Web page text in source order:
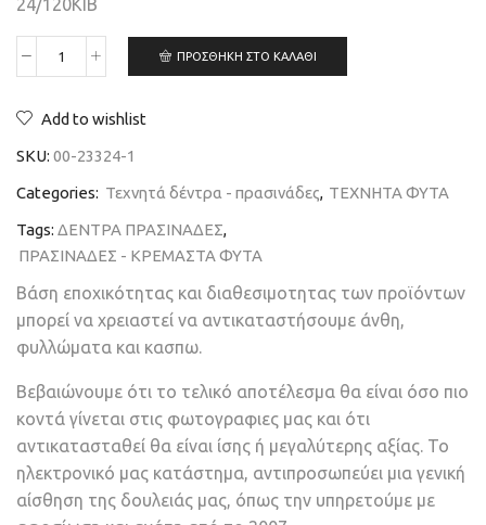
24/120ΚΙΒ
ΠΡΟΣΘΉΚΗ ΣΤΟ ΚΑΛΆΘΙ
Add to wishlist
SKU: 00-23324-1
Categories: Τεχνητά δέντρα - πρασινάδες, ΤΕΧΝΗΤΑ ΦΥΤΑ
Tags: ΔΕΝΤΡΑ ΠΡΑΣΙΝΑΔΕΣ,
ΠΡΑΣΙΝΑΔΕΣ - ΚΡΕΜΑΣΤΑ ΦΥΤΑ
Βάση εποχικότητας και διαθεσιμοτητας των προϊόντων
μπορεί να χρειαστεί να αντικαταστήσουμε άνθη,
φυλλώματα και κασπω.
Βεβαιώνουμε ότι το τελικό αποτέλεσμα θα είναι όσο πιο
κοντά γίνεται στις φωτογραφιες μας και ότι
αντικατασταθεί θα είναι ίσης ή μεγαλύτερης αξίας. Το
ηλεκτρονικό μας κατάστημα, αντιπροσωπεύει μια γενική
αίσθηση της δουλειάς μας, όπως την υπηρετούμε με